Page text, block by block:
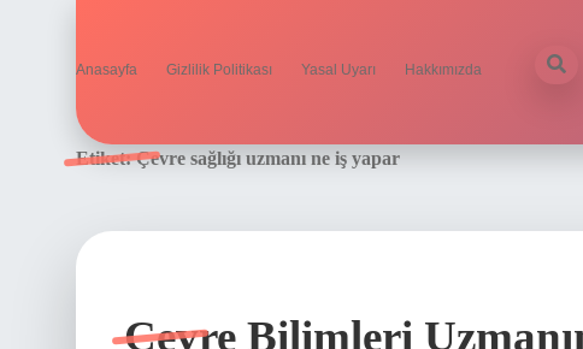
Anasayfa Gizlilik Politikası Yasal Uyarı Hakkımızda
Etiket:Çevre sağlığı uzmanı ne iş yapar
Çevre Bilimleri